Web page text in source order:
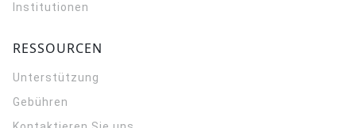
Institutionen
RESSOURCEN
Unterstützung
Gebühren